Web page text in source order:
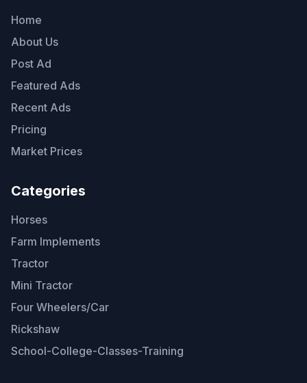
Home
About Us
Post Ad
Featured Ads
Recent Ads
Pricing
Market Prices
Categories
Horses
Farm Implements
Tractor
Mini Tractor
Four Wheelers/Car
Rickshaw
School-College-Classes-Training